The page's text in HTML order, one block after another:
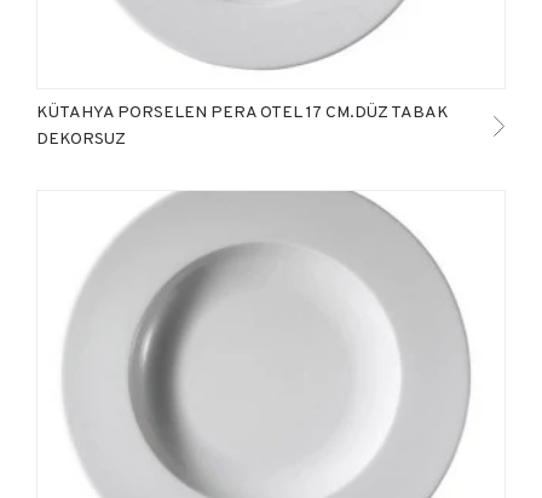
KÜTAHYA PORSELEN PERA OTEL 17 CM.DÜZ TABAK
DEKORSUZ